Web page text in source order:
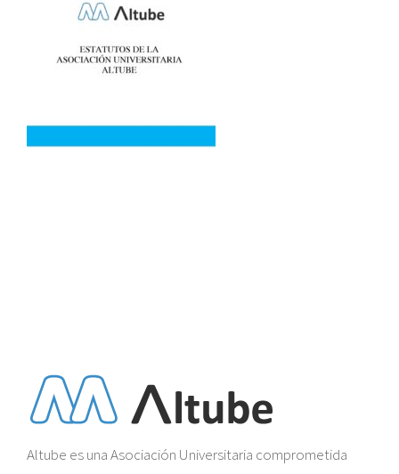
Altube es una Asociación Universitaria comprometida